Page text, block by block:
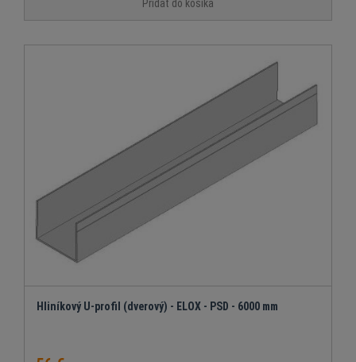
Pridať do košíka
Hliníkový U-profil (dverový) - ELOX - PSD - 6000 mm